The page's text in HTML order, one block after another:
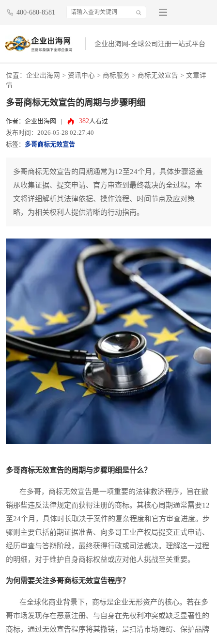
400-680-8581
企业出海网-全球公司注册一站式平台
位置： 企业出海网 > 资讯中心 > 商标服务 > 商标无效宣告 > 文章详
情
多哥商标无效宣告的周期与步骤明细
作者：企业出海网 382人看过
发布时间：2026-05-28 02:27:40
标签： 多哥商标无效宣告
多哥商标无效宣告的周期通常为12至24个月，具体步骤涵盖
从收集证据、提交申请、官方审查到最终裁决的全过程。本
文将详细解析其法律依据、操作流程、时间节点及应对策
略，为相关权利人提供清晰的行动指南。
多哥商标无效宣告的周期与步骤明细是什么？
在多哥，商标无效宣告是一项重要的法律救济程序，旨在撤
销那些违反法律规定而获得注册的商标。其核心周期通常需要12
至24个月，具体时长取决于案件的复杂程度和官方审查进度。步
骤则主要包括前期证据准备、向多哥工业产权局提交正式申请、
经历审查与答辩阶段，最终获得行政或司法裁决。理解这一过程
的明细，对于维护自身商标权益或应对他人挑战至关重要。
为何需要关注多哥商标无效宣告程序？
在全球化商业背景下，商标是企业无形资产的核心。若在多
哥市场发现存在恶意注册、与自身在先权利冲突或缺乏显著性的
商标，通过无效宣告程序将其撤销，是扫清市场障碍、保护品牌